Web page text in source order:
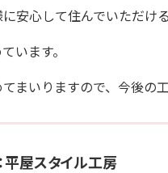
安心して住んでいただけ
います。
まいりますので、今後の
平屋スタイル工房